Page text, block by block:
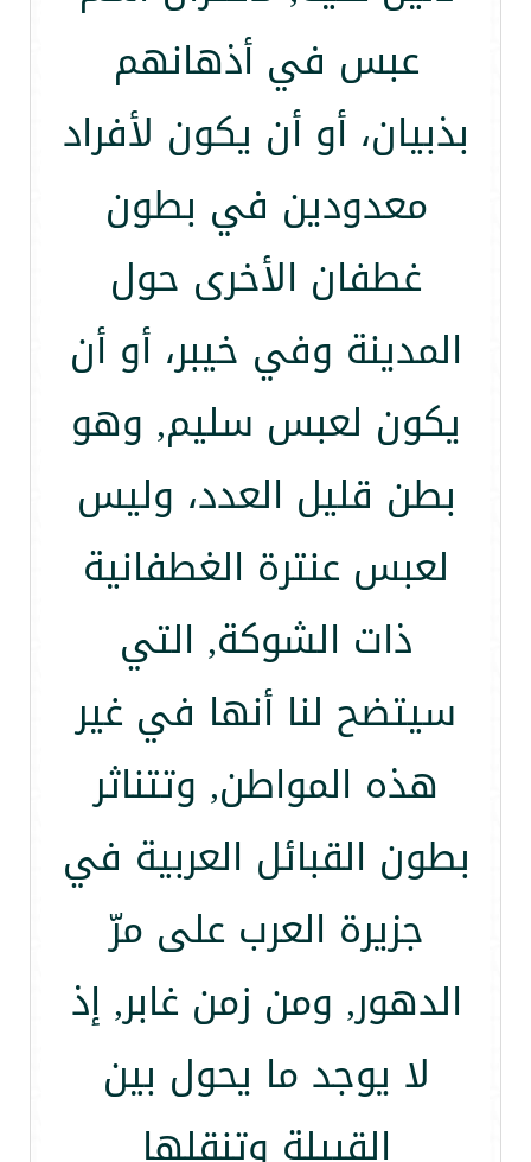
عبس في أذهانهم
بذبيان، أو أن يكون لأفراد
معدودين في بطون
غطفان الأخرى حول
المدينة وفي خيبر، أو أن
يكون لعبس سليم, وهو
بطن قليل العدد، وليس
لعبس عنترة الغطفانية
ذات الشوكة, التي
سيتضح لنا أنها في غير
هذه المواطن, وتتناثر
بطون القبائل العربية في
جزيرة العرب على مرّ
الدهور, ومن زمن غابر, إذ
لا يوجد ما يحول بين
القبيلة وتنقلها